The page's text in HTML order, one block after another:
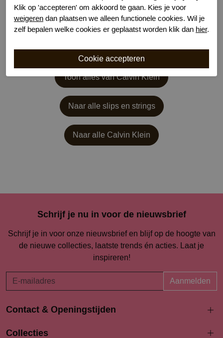
Toon alles van Calvin Klein
Naar alle slips en strings
Naar alle Calvin Klein
Schrijf je nu in voor de nieuwsbrief
Schrijf je in voor onze nieuwsbrief en blijf op de hoogte van
de nieuwe collecties, laatste trends én acties. Laat je
inspireren!
Aanmelden
Contact & Openingstijden
Langestraat 94-96
Collecties
Klik op 'accepteren' om akkoord te gaan. Kies je voor
weigeren dan plaatsen we alleen functionele cookies. Wil je
zelf bepalen welke cookies er geplaatst worden klik dan hier.